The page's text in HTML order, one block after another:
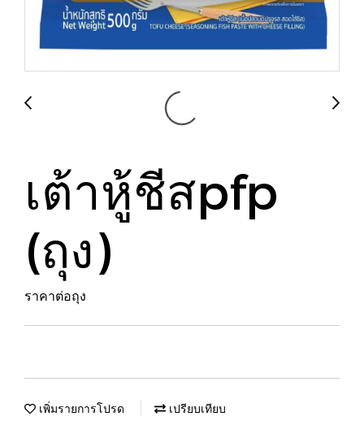
เต้าหู้ชีสpfp
(ถุง)
ราคาต่อถุง
เพิ่มรายการโปรด เปรียบเทียบ